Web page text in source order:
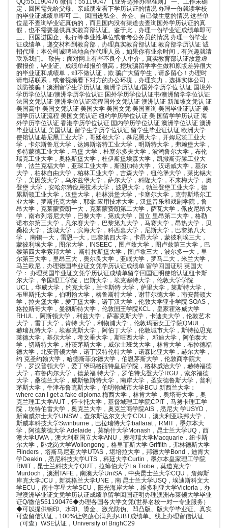
QQ:551190476 微信：55119047 【业务选择办理准则】 一、工作未确
定，回国需先给父母、亲戚朋友看下学历认证的情况 办理一份就读学校
的毕业证成绩单即可 二、回国进私企、外企、自己做生意的情况 这些单
位是不查询毕业证真伪的，而且国内没有渠道去查询国外学历认证的真
假，也不需要提供真实教育部认证。鉴于此，办理一份毕业证成绩单即可
三、回国进国企、银行等事业性单位或者考公务员的情况 办理一份毕业
证成绩单，递交材料到教育部，办理真实教育部认证 教育部学历认证 诚
招代理：本公司诚聘当地合作代理人员，如果你有业余时间，有兴趣就请
联系我们。 敬告：面对网上有些不良个人中介，真实教育部认证故意虚
假报价，毕业证、成绩单却报价很高，挖坑骗留学学生做和原版差异很大
的毕业证和成绩单，却不做认证，欺 骗广大留学生，请多留心！办理时
请电话联系，或者视频看下对方的办公环境，办理实力，选择实体公司，
以防被骗！澳洲留学生学历认证 澳洲学历认证/国外学历学位 认证 国境外
学历学位认证/澳洲学历学位认证 国外学历学位认证书/澳洲留学学位认证
法国文凭认证 澳洲学位认证流程国外文凭认证 澳洲认证 新加坡文凭认 证
美国高中 美国文凭认证 美国大学 美国文凭 美国查询 美国毕业证认证 美
国学历认证流程 美国文凭认证 纽约学历学位认证 美 国留学学历认证 海
外学历学位认证 香港学历学位认证 国内学历学位认证 澳洲学位认证 澳洲
毕业证认证 美国认证 留学生学历学位认证 留学生毕业证认证 欧洲大学
使馆认证慕尼黑工业大学，哥廷根大学，慕尼黑大学，开姆尼茨工业大
学，卡尔斯鲁厄大学，达姆斯塔特工业大学，明斯特大学，弗赖堡大学，
多特蒙德工业大学，马堡 大学，杜塞尔多夫大学，波鸿鲁尔大学，布伦
瑞克工业大学，奥格斯堡大学，杜伊斯堡埃森大学，凯撒斯劳滕工业大
学，法兰克福大学，亚琛工业大学，斯图加特大学， 汉诺威大学，基尔
大学，柏林自由大学，柏林工业大学，吉森大学，纽伦堡大学，莱比锡大
学，美因茨大学，乌尔兹堡大学，萨尔大学，科隆大学，不来梅大学，奥
登堡 大学，安哈尔特应用技术大学，波恩大学，勃兰登堡工业大学，德
累斯顿工业大学，汉堡大学，柏林洪堡大学，卡塞尔大学，克劳斯塔尔工
业大学，罗斯托克大学，耶拿 应用技术大学，汉堡音乐和戏剧学院，鲁
昂大学，克莱蒙费朗一大，克莱蒙费朗第二大学，萨瓦大学，佩皮尼昂大
学，南布列塔尼大学，巴黎大学，第戎大学，国立 里昂第二大学，格勒
诺布尔第三大学，凡尔赛大学，巴黎第九大学，马赛大学，昂热大学，贝
桑松大学，波城大学，滨海大学，科西嘉大学，尼斯大学，巴黎第八大
学， 南锡一大，雷恩一大，巴黎第四大学，卡昂大学，蒙彼利埃三大，
蒙彼利埃大学，图尔大学，INSEEC，图卢兹大学，图卢兹第三大学，巴
黎第四大学索邦大学， 斯特拉斯堡大学，图卢兹三大，波尔多一大，里
尔第三大学，里昂三大，奥尔良大学，亚眠大学，罗马二大，米兰大学，
马兰欧尼，办理德国毕业证文凭学历认证成绩单 留学回国证明 英国大
学： 办理英国毕业证文凭学历认证成绩单留学回国证明使馆认证纽卡斯
尔大学，帝国理工学院，巴斯大学，埃克塞特大学，伦敦大学学院
UCL，华威大学，约克大学，兰卡斯特 大学，萨里大学，莱斯特大学，
布里斯托大学，伯明翰大学，格鲁斯特大学，谢菲尔德大学，南安普顿大
学，拉夫堡大学，爱丁堡大学，诺丁汉大学，伦敦大学亚非学院 SOAS，
格拉斯哥大学，曼彻斯特大学，伦敦国王学院KCL，皇家霍洛威大学
RHUL，阿斯顿大学，利兹大学，萨塞克斯大学，卡迪夫大学，伦敦艺术
大学，雷丁大学，肯特 大学，利物浦大学，伦敦玛丽女王学院QMUL，
赫瑞瓦特大学，埃塞克斯大学，阿伯丁大学，伦敦城市大学，斯特拉思克
莱德大学，基尔大学，考文垂大学，斯旺西大学， 邓迪大学，阿伯泰大
学，切斯特大学，朴茨茅斯大学，威尔士班戈大学，林肯大学，布拉德福
德大学，北安普顿大学，诺丁汉特伦特大学，诺森比亚大学，赫尔大学，
约 克圣约翰大学，哈德斯菲尔德大学，伯恩茅斯大学，伦敦商学院大
学，罗汉普顿大学，爱丁堡玛格丽特皇后学院，格林威治大学，赫特福德
大学，布鲁内尔大学，德蒙福 特大学，罗伯特戈登大学RGU，索尔福德
大学，桑德兰大学，威斯敏斯特大学，南岸大学，圣安德鲁斯大学，普利
茅斯大学，牛津布鲁克斯大学，伯明翰城市大学BCU 新西兰大学：
where can I get a fake diploma 梅西大学，林肯大学，奥塔哥大学，奥
克兰理工大学AUT，怀卡托大学，基督城理工学院CPIT，马努卡理工学
院，坎特伯雷大学，奥克兰大学，奥克兰商学院AIS，悉尼大 学USYD，
新南威尔士大学UNSW，查尔斯达尔文大学CDU，澳大利亚联邦大学，
斯威本科技大学Swinburne，巴拉瑞特大学ballarat，RMIT，墨尔本大
学，阿德莱德大学 Adelaide，莫纳什大学Monash，昆士兰大学UQ，西
澳大学UWA，澳大利亚国立大学ANU，麦考瑞大学Macquarie，纽卡斯
尔大学，卧龙岗大学Wollongong，格里菲斯大学 Griffith，弗林德斯大学
Flinders，塔斯马尼亚大学UTAS，堪培拉大学，邦德大学Bond，迪肯大
学Deakin，悉尼科技大学UTS，科廷大学Curtin，墨尔本皇家理工学院
RMIT，昆士兰科技大学QUT，拉筹伯大学La Trobe，莫道克大学
Murdoch，澳洲TAFE，南澳大学UniSA，中央昆士兰大学CQU，詹姆斯
库克大学JCU，新英格兰大学UNE，南 昆士兰大学USQ，埃迪斯科文大
学ECU，南十字星大学SCU，阳光海岸大学，维多利亚大学Victoria，办
理澳洲毕业证文凭学历认证成绩单留学回国证明办理澳洲布莱顿大学毕业
证Q/微信551190476◆办理各国各大学文凭(世界名校一对一专业服务）
◆可以提供钢印、水印、烫金、激光防伪、凹凸版、版大学毕业证、真实
可查留信认证，100%让您放心满意办UBT成绩单。线上办理留信认证
（可查）WSE认证，University of BrighC29